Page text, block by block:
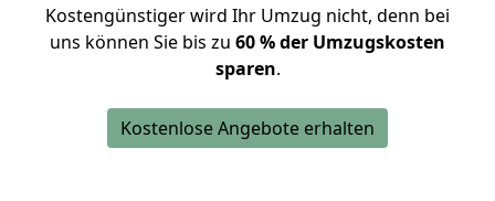
Kostengünstiger wird Ihr Umzug nicht, denn bei
uns können Sie bis zu 60 % der Umzugskosten
sparen.
Kostenlose Angebote erhalten